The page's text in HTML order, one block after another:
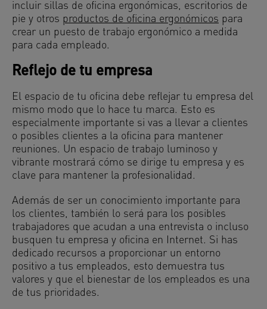
incluir sillas de oficina ergonómicas, escritorios de
pie y otros productos de oficina ergonómicos para
crear un puesto de trabajo ergonómico a medida
para cada empleado.
Reflejo de tu empresa
El espacio de tu oficina debe reflejar tu empresa del
mismo modo que lo hace tu marca. Esto es
especialmente importante si vas a llevar a clientes
o posibles clientes a la oficina para mantener
reuniones. Un espacio de trabajo luminoso y
vibrante mostrará cómo se dirige tu empresa y es
clave para mantener la profesionalidad.
Además de ser un conocimiento importante para
los clientes, también lo será para los posibles
trabajadores que acudan a una entrevista o incluso
busquen tu empresa y oficina en Internet. Si has
dedicado recursos a proporcionar un entorno
positivo a tus empleados, esto demuestra tus
valores y que el bienestar de los empleados es una
de tus prioridades.